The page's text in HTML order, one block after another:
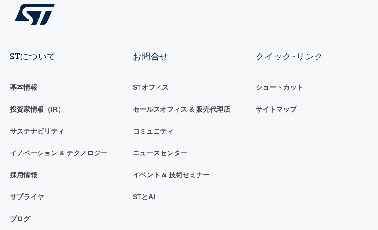
STについて
基本情報
投資家情報（IR）
サステナビリティ
イノベーション & テクノロジー
採用情報
サプライヤ
ブログ
お問合せ
STオフィス
セールスオフィス & 販売代理店
コミュニティ
ニュースセンター
イベント & 技術セミナー
STとAI
クイック･リンク
ショートカット
サイトマップ